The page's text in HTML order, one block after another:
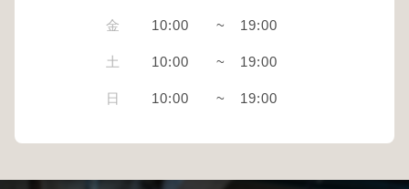
金 10:00 ~ 19:00
土 10:00 ~ 19:00
日 10:00 ~ 19:00